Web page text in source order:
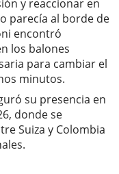
y reaccionar en
parecía al borde de
encontró
los balones
para cambiar el
minutos.
su presencia en
donde se
Suiza y Colombia